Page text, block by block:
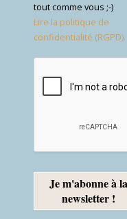
tout comme vous ;-)
Lire la politique de
confidentialité (RGPD).